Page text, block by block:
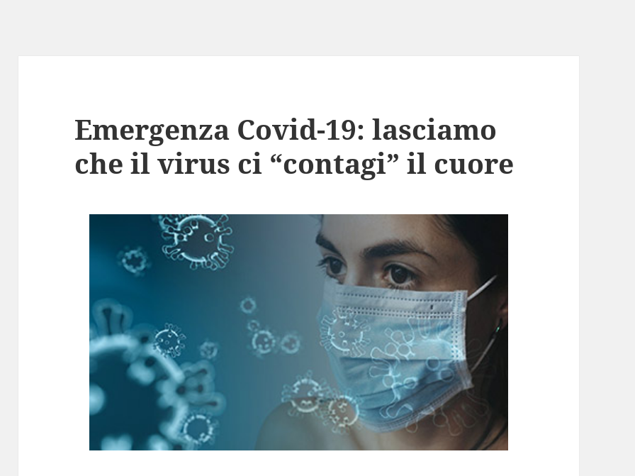
Emergenza Covid-19: lasciamo
che il virus ci “contagi” il cuore